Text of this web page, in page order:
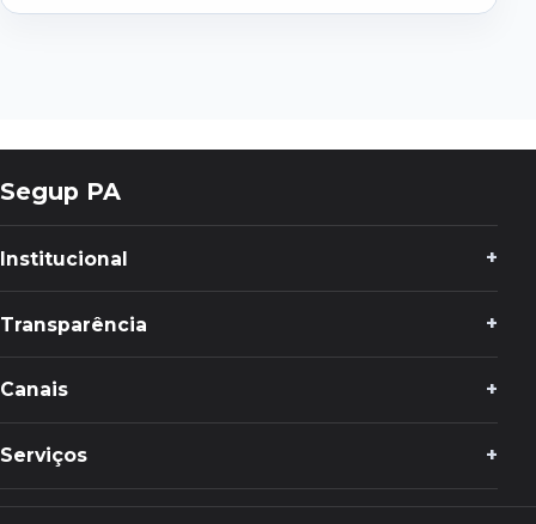
Segup PA
Institucional
Transparência
Canais
Serviços